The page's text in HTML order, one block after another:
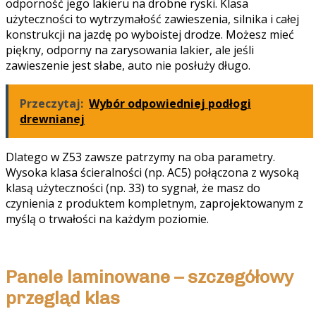
odporność jego lakieru na drobne ryski. Klasa
użyteczności to wytrzymałość zawieszenia, silnika i całej
konstrukcji na jazdę po wyboistej drodze. Możesz mieć
piękny, odporny na zarysowania lakier, ale jeśli
zawieszenie jest słabe, auto nie posłuży długo.
Przeczytaj: Wybór odpowiedniej podłogi
drewnianej
Dlatego w Z53 zawsze patrzymy na oba parametry.
Wysoka klasa ścieralności (np. AC5) połączona z wysoką
klasą użyteczności (np. 33) to sygnał, że masz do
czynienia z produktem kompletnym, zaprojektowanym z
myślą o trwałości na każdym poziomie.
Panele laminowane – szczegółowy
przegląd klas